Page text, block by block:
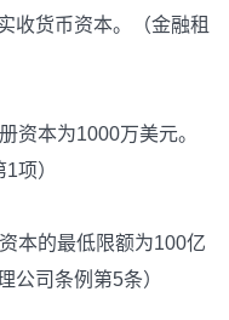
收货币资本。（金融租
本为1000万美元。
项）
的最低限额为100亿
公司条例第5条）